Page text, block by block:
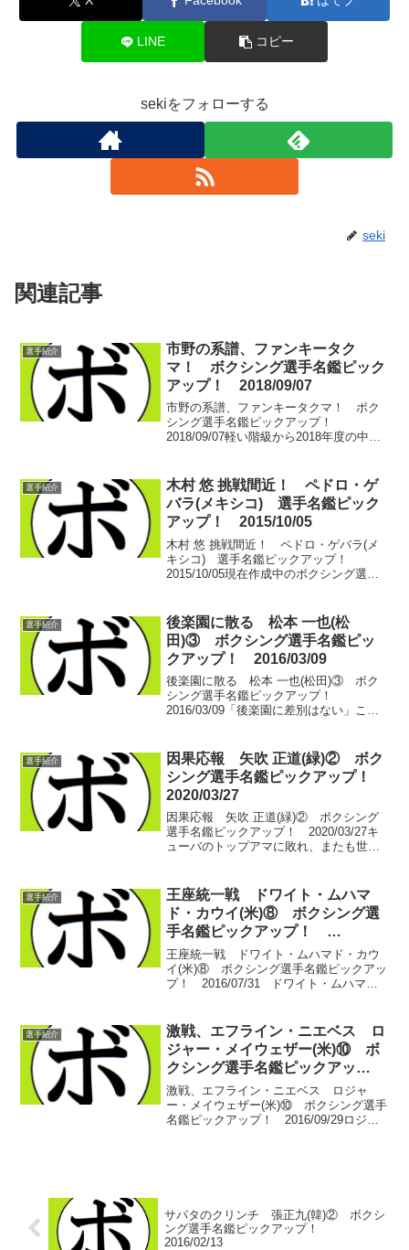
LINE コピー
sekiをフォローする
seki
関連記事
選手紹介
市野の系譜、ファンキータク
マ！ ボクシング選手名鑑ピック
アップ！ 2018/09/07
市野の系譜、ファンキータクマ！ ボク
シング選手名鑑ピックアップ！
2018/09/07軽い階級から2018年度の中日
ですが、同階級では西部日本新人王がエ
ントリーなしとな...
選手紹介
木村 悠 挑戦間近！ ペドロ・ゲ
バラ(メキシコ) 選手名鑑ピック
アップ！ 2015/10/05
木村 悠 挑戦間近！ ペドロ・ゲバラ(メ
キシコ) 選手名鑑ピックアップ！
2015/10/05現在作成中のボクシング選手
いく中で、おや？と思う選手や試合なん
かを紹介して...
選手紹介
後楽園に散る 松本 一也(松
田)③ ボクシング選手名鑑ピッ
クアップ！ 2016/03/09
後楽園に散る 松本 一也(松田)③ ボク
シング選手名鑑ピックアップ！
2016/03/09「後楽園に差別はない」これ
できた敵役であり、ひたすら前に出続け
た敗者で...
選手紹介
因果応報 矢吹 正道(緑)② ボク
シング選手名鑑ピックアップ！
2020/03/27
因果応報 矢吹 正道(緑)② ボクシング
選手名鑑ピックアップ！ 2020/03/27キ
ューバのトップアマに敗れ、またも世界
ると、日本上位ランカーだった大保 龍斗
(横...
選手紹介
王座統一戦 ドワイト・ムハマ
ド・カウイ(米)⑧ ボクシング選
手名鑑ピックアップ！
2016/07/31
王座統一戦 ドワイト・ムハマド・カウ
イ(米)⑧ ボクシング選手名鑑ピックアッ
プ！ 2016/07/31 ドワイト・ムハマ
ビス(米)との超大激戦を制し、WB...
選手紹介
激戦、エフライン・ニエベス ロ
ジャー・メイウェザー(米)⑩ ボ
クシング選手名鑑ピックアッ
プ！ 2016/09/29
激戦、エフライン・ニエベス ロジャ
ー・メイウェザー(米)⑩ ボクシング選手
名鑑ピックアップ！ 2016/09/29ロジャ
サパタのクリンチ 張正九(韓)② ボクシ
ング選手名鑑ピックアップ！
2016/02/13